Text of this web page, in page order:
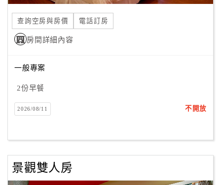
訂
單
管
理
員
戶
客
服
聯
年時間，勤習日本料理、創意壓花、手工香皂、
蠟燭製作；更在蛋糕、咖啡、西點麵包及中西式點心料理製
想品嚐她親手做的料理嗎？想啜飲她親手調配的咖啡嗎？
查詢空房與房價 電話訂房
房間詳細內容
一般專案
2份早餐
2026/08/11 不開放
景觀雙人房